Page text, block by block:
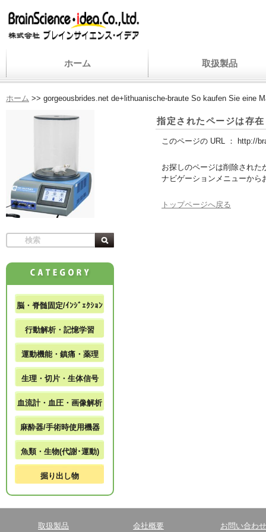
ホーム 取扱製品
ホーム >> gorgeousbrides.net de+lithuanische-braute So kaufen Sie eine
指定されたページは存
このページの URL ： http://
お探しのページは削除された
ナビゲーションメニューから
トップページへ戻る
脳・脊髄固定/ｲﾝｼﾞｪｸｼｮﾝ
行動解析・記憶学習
運動機能・鎮痛・薬理
生理・切片・生体信号
血流計・血圧・画像解析
麻酔器/手術時使用機器
魚類・生物(代謝･運動)
掘り出し物
取扱製品 会社概要 お問い合わせ